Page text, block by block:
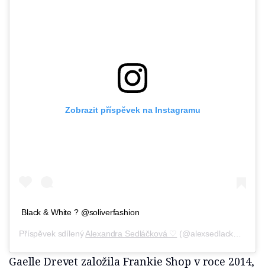
Zobrazit příspěvek na Instagramu
Black & White ? @soliverfashion
Příspěvek sdílenýAlexandra Sedláčková ♡ (@alexsedlackova),
Gaelle Drevet založila Frankie Shop v roce 2014,